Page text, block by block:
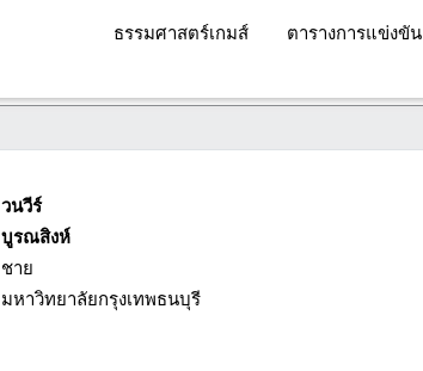
ธรรมศาสตร์เกมส์ ตารางการแข่งขัน
วนวีร์
บูรณสิงห์
ชาย
มหาวิทยาลัยกรุงเทพธนบุรี